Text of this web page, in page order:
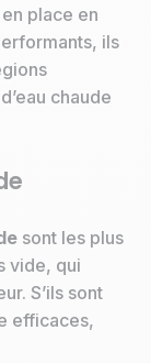
place en
ils
chaude
sont les plus
vide, qui
S’ils sont
efficaces,